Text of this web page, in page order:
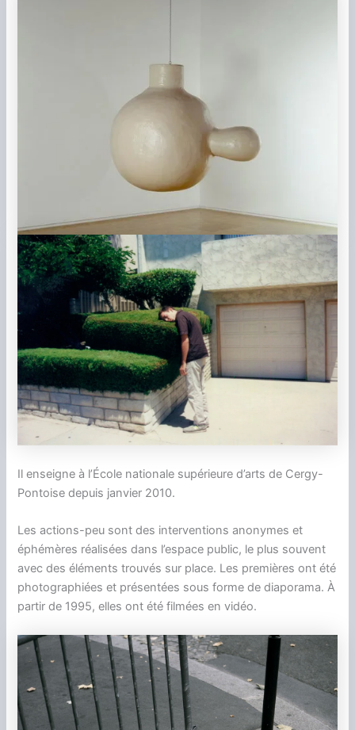
Il enseigne à l’École nationale supérieure d’arts de Cergy-
Pontoise depuis janvier 2010.
Les actions-peu sont des interventions anonymes et
éphémères réalisées dans l’espace public, le plus souvent
avec des éléments trouvés sur place. Les premières ont été
photographiées et présentées sous forme de diaporama. À
partir de 1995, elles ont été filmées en vidéo.